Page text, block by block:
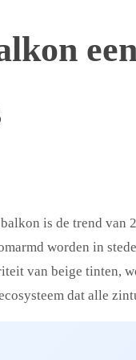
is de trend van
worden in
van beige tinten,
dat alle